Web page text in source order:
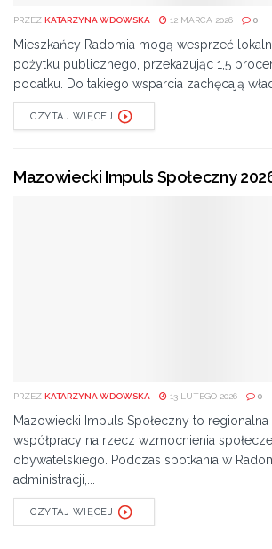
PRZEZ KATARZYNA WDOWSKA 12 MARCA 2026 0
Mieszkańcy Radomia mogą wesprzeć
pożytku publicznego, przekazując 1,5
podatku. Do takiego wsparcia zachęcają
CZYTAJ WIĘCEJ
Mazowiecki Impuls Społeczny
PRZEZ KATARZYNA WDOWSKA 13 LUTEGO 2026 0
Mazowiecki Impuls Społeczny to
współpracy na rzecz wzmocnienia
obywatelskiego. Podczas spotkania w
administracji,...
CZYTAJ WIĘCEJ